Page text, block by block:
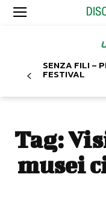
SENZA FILI –
FESTIVAL
Tag:
musei